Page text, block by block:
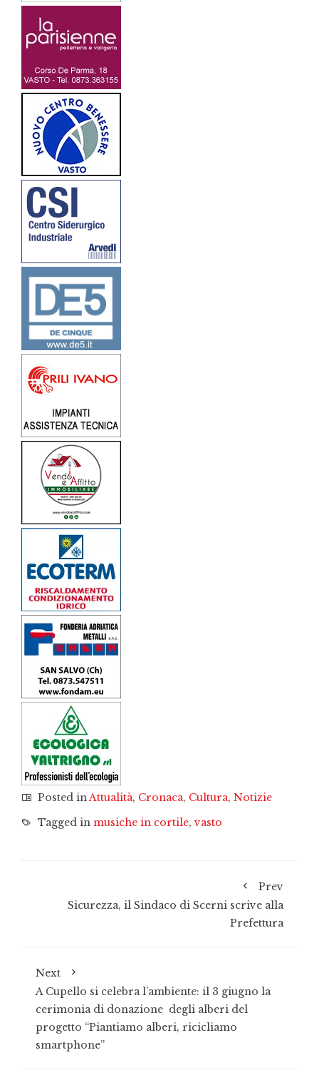
Posted inAttualità, Cronaca, Cultura, Notizie
Tagged in musiche in cortile,vasto
Prev
Sicurezza, il Sindaco di Scerni scrive alla
Prefettura
Next
A Cupello si celebra l’ambiente: il 3 giugno la
cerimonia di donazione degli alberi del
progetto “Piantiamo alberi, ricicliamo
smartphone”